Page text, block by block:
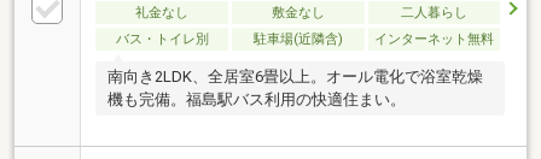
礼金なし 敷金なし
二人暮らし
バス・トイレ別
駐車場(近隣含) インターネット無料
南向き2LDK、全居室6畳以上。オール電化で浴室乾燥
機も完備。福島駅バス利用の快適住まい。